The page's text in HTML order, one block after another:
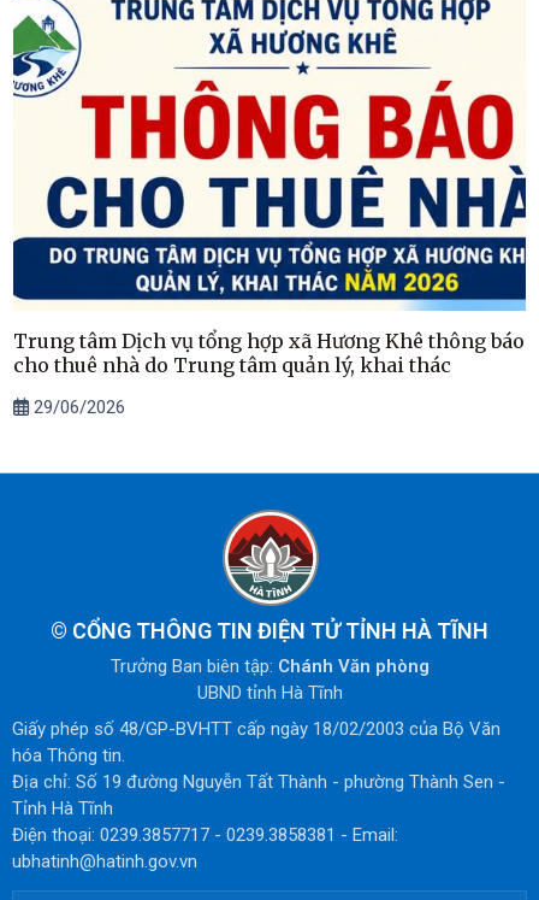
Trung tâm Dịch vụ tổng hợp xã Hương Khê thông báo
cho thuê nhà do Trung tâm quản lý, khai thác
29/06/2026
© CỔNG THÔNG TIN ĐIỆN TỬ TỈNH HÀ TĨNH
Trưởng Ban biên tập: Chánh Văn phòng
UBND tỉnh Hà Tĩnh
Giấy phép số 48/GP-BVHTT cấp ngày 18/02/2003 của Bộ Văn
hóa Thông tin.
Địa chỉ: Số 19 đường Nguyễn Tất Thành - phường Thành Sen -
Tỉnh Hà Tĩnh
Điện thoại: 0239.3857717 - 0239.3858381 - Email:
ubhatinh@hatinh.gov.vn